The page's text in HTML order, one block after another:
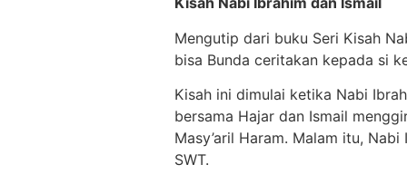
Mengutip dari buku Seri Kisah
bisa Bunda ceritakan kepada si
Kisah ini dimulai ketika Nabi
bersama Hajar dan Ismail
Masy’aril Haram. Malam itu,
SWT.